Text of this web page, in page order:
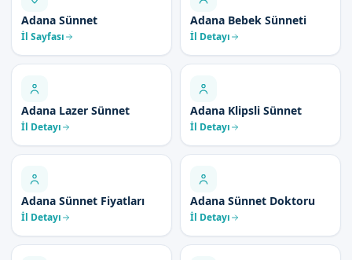
Adana Sünnet
İl Sayfası
Adana Bebek Sünneti
İl Detayı
Adana Lazer Sünnet
İl Detayı
Adana Klipsli Sünnet
İl Detayı
Adana Sünnet Fiyatları
İl Detayı
Adana Sünnet Doktoru
İl Detayı